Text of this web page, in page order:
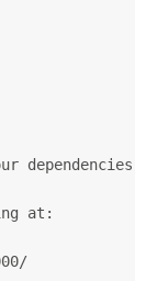
dependencies
at: